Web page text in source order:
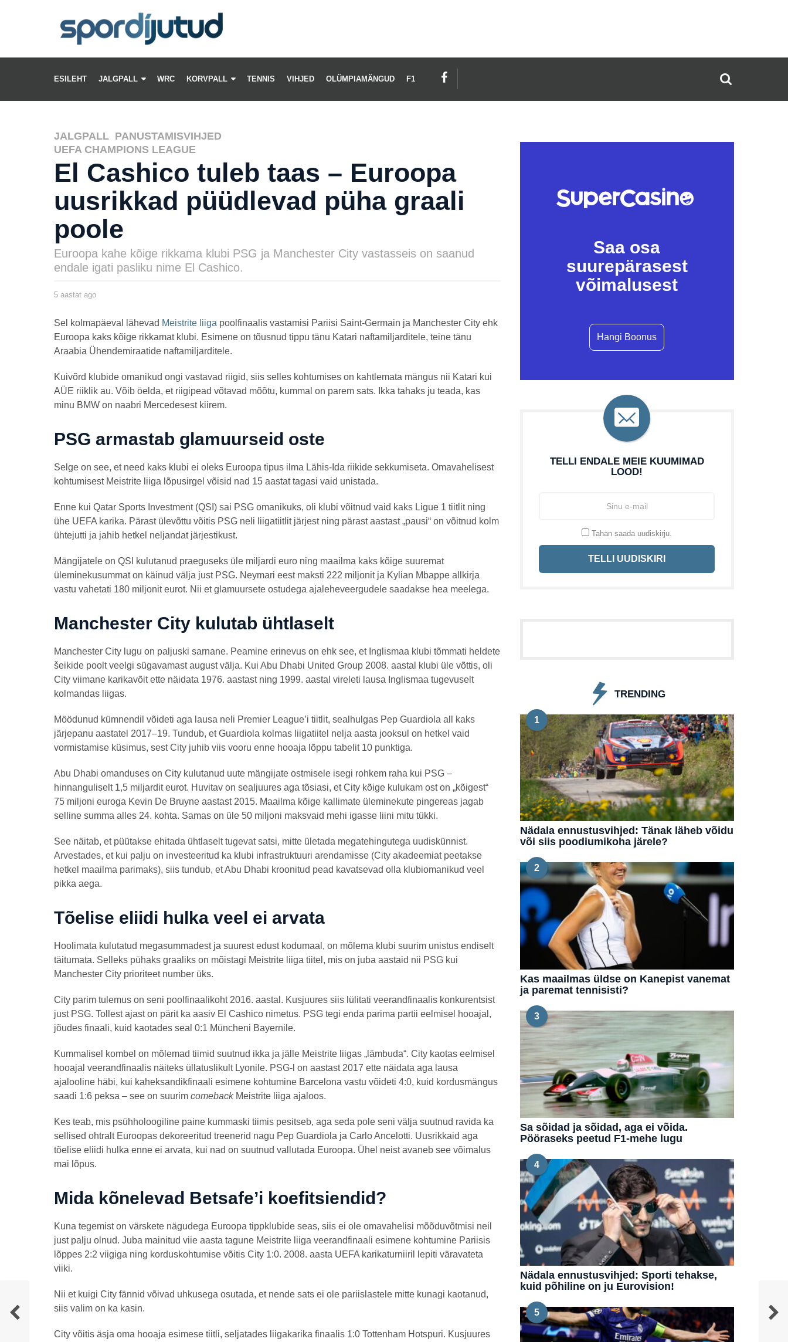
ESILEHT JALGPALL WRC KORVPALL TENNIS VIHJED OLÜMPIAMÄNGUD F1
JALGPALL ,PANUSTAMISVIHJED
UEFA CHAMPIONS LEAGUE
El Cashico tuleb taas – Euroopa
uusrikkad püüdlevad püha graali
poole
Euroopa kahe kõige rikkama klubi PSG ja Manchester City vastasseis on saanud
endale igati pasliku nime El Cashico.
by
JakobL
5 aastat ago
s
t
a
a
Sel kolmapäeval lähevad Meistrite liiga poolfinaalis vastamisi Pariisi Saint-Germain ja Manchester City ehk
Euroopa kaks kõige rikkamat klubi. Esimene on tõusnud tippu tänu Katari naftamiljarditele, teine tänu
Araabia Ühendemiraatide naftamiljarditele.
Kuivõrd klubide omanikud ongi vastavad riigid, siis selles kohtumises on kahtlemata mängus nii Katari kui
AÜE riiklik au. Võib öelda, et riigipead võtavad mõõtu, kummal on parem sats. Ikka tahaks ju teada, kas
minu BMW on naabri Mercedesest kiirem.
PSG armastab glamuurseid oste
Selge on see, et need kaks klubi ei oleks Euroopa tipus ilma Lähis-Ida riikide sekkumiseta. Omavahelisest
kohtumisest Meistrite liiga lõpusirgel võisid nad 15 aastat tagasi vaid unistada.
Enne kui Qatar Sports Investment (QSI) sai PSG omanikuks, oli klubi võitnud vaid kaks Ligue 1 tiitlit ning
ühe UEFA karika. Pärast ülevõttu võitis PSG neli liigatiitlit järjest ning pärast aastast „pausi“ on võitnud kolm
ühtejutti ja jahib hetkel neljandat järjestikust.
Mängijatele on QSI kulutanud praeguseks üle miljardi euro ning maailma kaks kõige suuremat
üleminekusummat on käinud välja just PSG. Neymari eest maksti 222 miljonit ja Kylian Mbappe allkirja
vastu vahetati 180 miljonit eurot. Nii et glamuursete ostudega ajaleheveergudele saadakse hea meelega.
Manchester City kulutab ühtlaselt
Manchester City lugu on paljuski sarnane. Peamine erinevus on ehk see, et Inglismaa klubi tõmmati heldete
šeikide poolt veelgi sügavamast august välja. Kui Abu Dhabi United Group 2008. aastal klubi üle võttis, oli
City viimane karikavõit ette näidata 1976. aastast ning 1999. aastal vireleti lausa Inglismaa tugevuselt
kolmandas liigas.
Möödunud kümnendil võideti aga lausa neli Premier League’i tiitlit, sealhulgas Pep Guardiola all kaks
järjepanu aastatel 2017–19. Tundub, et Guardiola kolmas liigatiitel nelja aasta jooksul on hetkel vaid
vormistamise küsimus, sest City juhib viis vooru enne hooaja lõppu tabelit 10 punktiga.
Abu Dhabi omanduses on City kulutanud uute mängijate ostmisele isegi rohkem raha kui PSG –
hinnanguliselt 1,5 miljardit eurot. Huvitav on sealjuures aga tõsiasi, et City kõige kulukam ost on „kõigest“
75 miljoni euroga Kevin De Bruyne aastast 2015. Maailma kõige kallimate üleminekute pingereas jagab
selline summa alles 24. kohta. Samas on üle 50 miljoni maksvaid mehi igasse liini mitu tükki.
See näitab, et püütakse ehitada ühtlaselt tugevat satsi, mitte ületada megatehingutega uudiskünnist.
Arvestades, et kui palju on investeeritud ka klubi infrastruktuuri arendamisse (City akadeemiat peetakse
hetkel maailma parimaks), siis tundub, et Abu Dhabi kroonitud pead kavatsevad olla klubiomanikud veel
pikka aega.
Tõelise eliidi hulka veel ei arvata
Hoolimata kulutatud megasummadest ja suurest edust kodumaal, on mõlema klubi suurim unistus endiselt
täitumata. Selleks pühaks graaliks on mõistagi Meistrite liiga tiitel, mis on juba aastaid nii PSG kui
Manchester City prioriteet number üks.
City parim tulemus on seni poolfinaalikoht 2016. aastal. Kusjuures siis lülitati veerandfinaalis konkurentsist
just PSG. Tollest ajast on pärit ka aasiv El Cashico nimetus. PSG tegi enda parima partii eelmisel hooajal,
jõudes finaali, kuid kaotades seal 0:1 Müncheni Bayernile.
Kummalisel kombel on mõlemad tiimid suutnud ikka ja jälle Meistrite liigas „lämbuda“. City kaotas eelmisel
hooajal veerandfinaalis näiteks üllatuslikult Lyonile. PSG-l on aastast 2017 ette näidata aga lausa
ajalooline häbi, kui kaheksandikfinaali esimene kohtumine Barcelona vastu võideti 4:0, kuid kordusmängus
saadi 1:6 peksa – see on suurim comebackMeistrite liiga ajaloos.
Kes teab, mis psühholoogiline paine kummaski tiimis pesitseb, aga seda pole seni välja suutnud ravida ka
sellised ohtralt Euroopas dekoreeritud treenerid nagu Pep Guardiola ja Carlo Ancelotti. Uusrikkaid aga
tõelise eliidi hulka enne ei arvata, kui nad on suutnud vallutada Euroopa. Ühel neist avaneb see võimalus
mai lõpus.
Mida kõnelevad Betsafe’i koefitsiendid?
Kuna tegemist on värskete nägudega Euroopa tippklubide seas, siis ei ole omavahelisi mõõduvõtmisi neil
just palju olnud. Juba mainitud viie aasta tagune Meistrite liiga veerandfinaali esimene kohtumine Pariisis
lõppes 2:2 viigiga ning korduskohtumise võitis City 1:0. 2008. aasta UEFA karikaturniiril lepiti väravateta
viiki.
Nii et kuigi City fännid võivad uhkusega osutada, et nende sats ei ole pariislastele mitte kunagi kaotanud,
siis valim on ka kasin.
City võitis äsja oma hooaja esimese tiitli, seljatades liigakarika finaalis 1:0 Tottenham Hotspuri. Kusjuures
Saa osa
suurepärasest
võimalusest
Hangi Boonus
TELLI ENDALE MEIE KUUMIMAD
LOOD!
Tahan saada uudiskirju.
TELLI UUDISKIRI
TRENDING
1
Nädala ennustusvihjed: Tänak läheb võidu
või siis poodiumikoha järele?
2
Kas maailmas üldse on Kanepist vanemat
ja paremat tennisisti?
3
Sa sõidad ja sõidad, aga ei võida.
Pööraseks peetud F1-mehe lugu
4
Nädala ennustusvihjed: Sporti tehakse,
kuid põhiline on ju Eurovision!
5